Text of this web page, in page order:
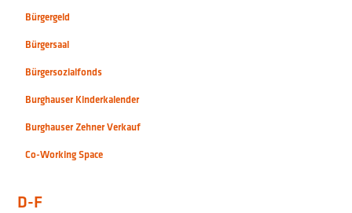
Bürgergeld
Bürgersaal
Bürgersozialfonds
Burghauser Kinderkalender
Burghauser Zehner Verkauf
Co-Working Space
D-F